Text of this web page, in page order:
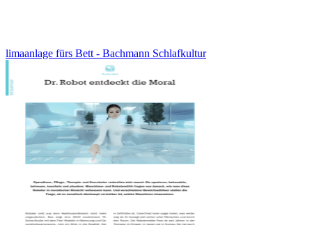
limaanlage fürs Bett - Bachmann Schlafkultur